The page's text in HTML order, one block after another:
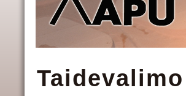
Taidevalimo